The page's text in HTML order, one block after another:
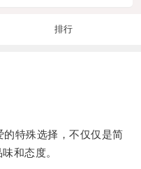
排行
特殊选择，不仅仅是简
和态度。